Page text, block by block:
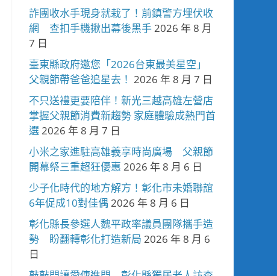
詐團收水手現身就栽了！前鎮警方埋伏收
網 查扣手機揪出幕後黑手2026 年 8 月
7 日
臺東縣政府邀您「2026台東最美星空」
父親節帶爸爸追星去！ 2026 年 8 月 7 日
不只送禮更要陪伴！新光三越高雄左營店
掌握父親節消費新趨勢 家庭體驗成熱門首
選2026 年 8 月 7 日
小米之家進駐高雄義享時尚廣場 父親節
開幕祭三重超狂優惠 2026 年 8 月 6 日
少子化時代的地方解方！彰化市未婚聯誼
6年促成10對佳偶 2026 年 8 月 6 日
彰化縣長參選人魏平政率議員團隊攜手造
勢 盼翻轉彰化打造新局 2026 年 8 月 6
日